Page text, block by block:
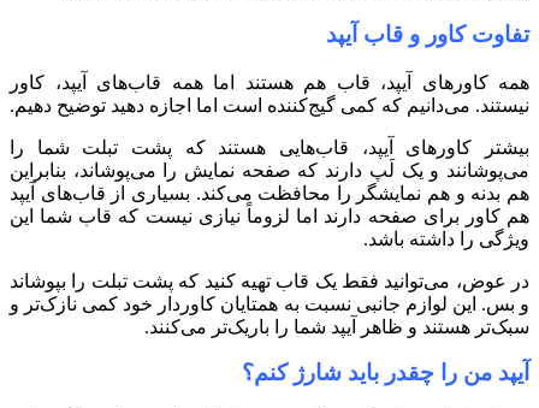
تفاوت کاور و قاب آیپد
همه کاورهای آیپد، قاب هم هستند اما همه قاب‌های آیپد، کاور
نیستند. می‌دانیم که کمی گیج‌کننده است اما اجازه دهید توضیح دهیم.
بیشتر کاورهای آیپد، قاب‌هایی هستند که پشت تبلت شما را
می‌پوشانند و یک لَپ دارند که صفحه نمایش را می‌پوشاند، بنابراین
هم بدنه و هم نمایشگر را محافظت می‌کند. بسیاری از قاب‌های آیپد
هم کاور برای صفحه دارند اما لزوماً نیازی نیست که قاب شما این
ویژگی را داشته باشد.
در عوض، می‌توانید فقط یک قاب تهیه کنید که پشت تبلت را بپوشاند
و بس. این لوازم جانبی نسبت به همتایان کاوردار خود کمی نازک‌تر و
سبک‌تر هستند و ظاهر آیپد شما را باریک‌تر می‌کنند.
آیپد من را چقدر باید شارژ کنم؟